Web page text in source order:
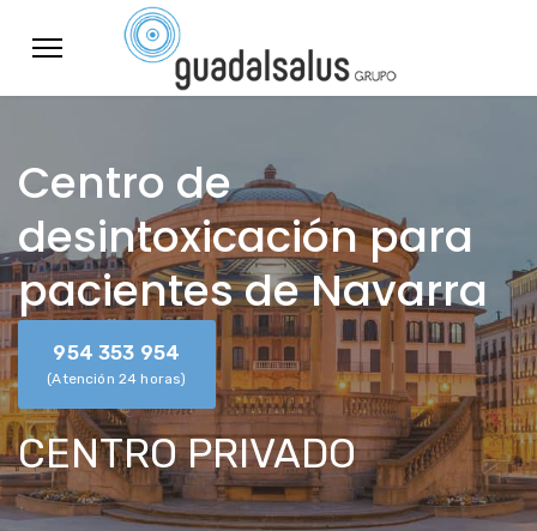
Centro de
desintoxicación para
pacientes de Navarra
954 353 954
(Atención 24 horas)
CENTRO PRIVADO